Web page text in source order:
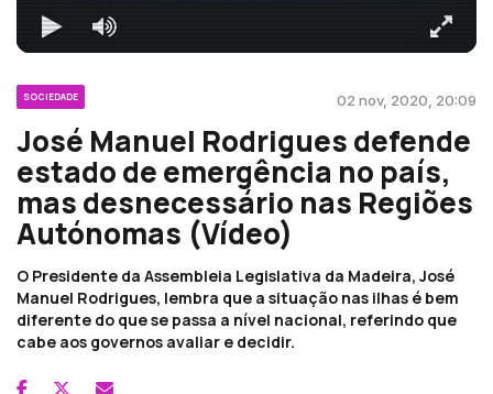
SOCIEDADE 02 nov, 2020, 20:09
José Manuel Rodrigues defende
estado de emergência no país,
mas desnecessário nas Regiões
Autónomas (Vídeo)
O Presidente da Assembleia Legislativa da Madeira, José
Manuel Rodrigues, lembra que a situação nas ilhas é bem
diferente do que se passa a nível nacional, referindo que
cabe aos governos avaliar e decidir.